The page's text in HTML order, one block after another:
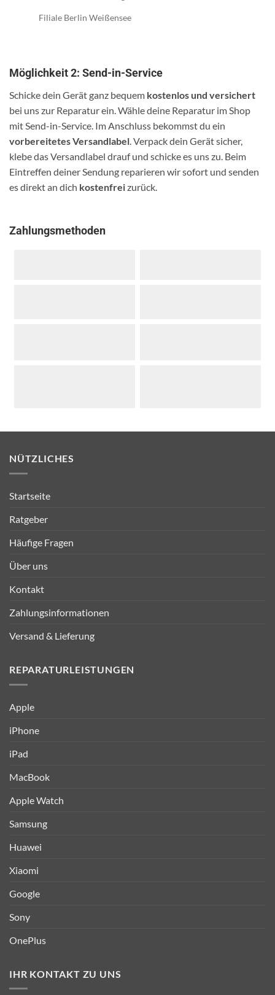
Filiale Berlin Weißensee
Möglichkeit 2: Send-in-Service
Schicke dein Gerät ganz bequem kostenlos und versichert
bei uns zur Reparatur ein. Wähle deine Reparatur im Shop
mit Send-in-Service. Im Anschluss bekommst du ein
vorbereitetes Versandlabel. Verpack dein Gerät sicher,
klebe das Versandlabel drauf und schicke es uns zu. Beim
Eintreffen deiner Sendung reparieren wir sofort und senden
es direkt an dich kostenfreizurück.
Zahlungsmethoden
NÜTZLICHES
Startseite
Ratgeber
Häufige Fragen
Über uns
Kontakt
Zahlungsinformationen
Versand & Lieferung
REPARATURLEISTUNGEN
Apple
iPhone
iPad
MacBook
Apple Watch
Samsung
Huawei
Xiaomi
Google
Sony
OnePlus
IHR KONTAKT ZU UNS